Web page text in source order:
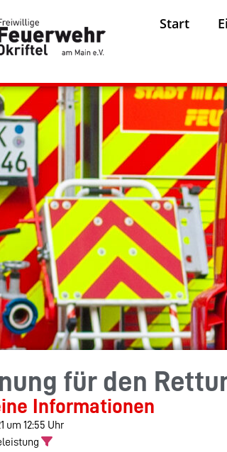
Start
für den
Informationen
um 12:55 Uhr